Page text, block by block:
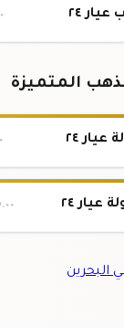
٢٤
المتميزة
.٠٠
البحرين